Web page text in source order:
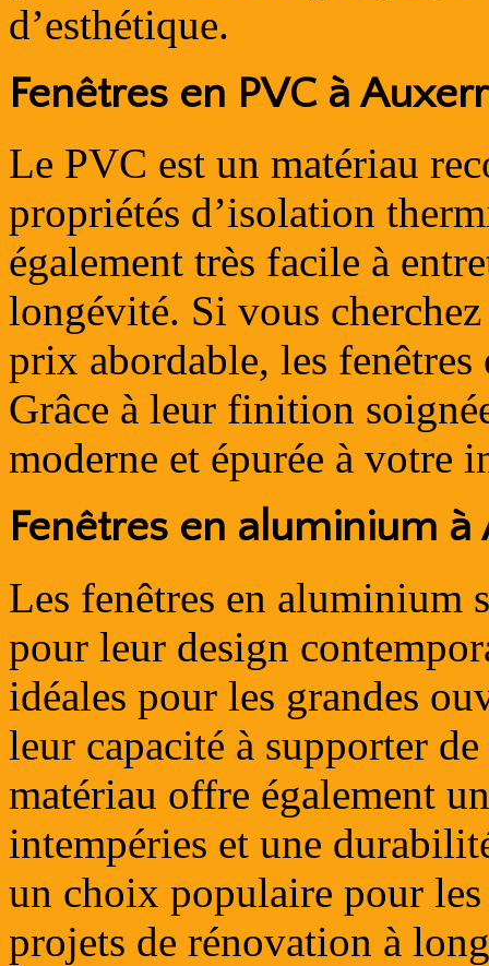
d’esthétique.
Fenêtres en PVC à
Le PVC est un matériau
propriétés d’isolation
également très facile à
longévité. Si vous
prix abordable, les
Grâce à leur finition
moderne et épurée à votre
Fenêtres en aluminium à
Les fenêtres en aluminium
pour leur design
idéales pour les grandes
leur capacité à supporter
matériau offre également
intempéries et une
un choix populaire pour
projets de rénovation à